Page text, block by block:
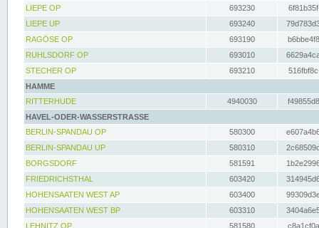
LIEPE OP
693230
LIEPE UP
693240
RAGÖSE OP
693190
RUHLSDORF OP
693010
STECHER OP
693210
HAMME
RITTERHUDE
4940030
HAVEL-ODER-WASSERSTRASSE
BERLIN-SPANDAU OP
580300
BERLIN-SPANDAU UP
580310
BORGSDORF
581591
FRIEDRICHSTHAL
603420
HOHENSAATEN WEST AP
603400
HOHENSAATEN WEST BP
603310
LEHNITZ OP
581580